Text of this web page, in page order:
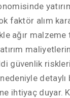
faktör alım
ağır malzeme
güvenlik riskleri
nedeniyle
ihtiyaç duyar.